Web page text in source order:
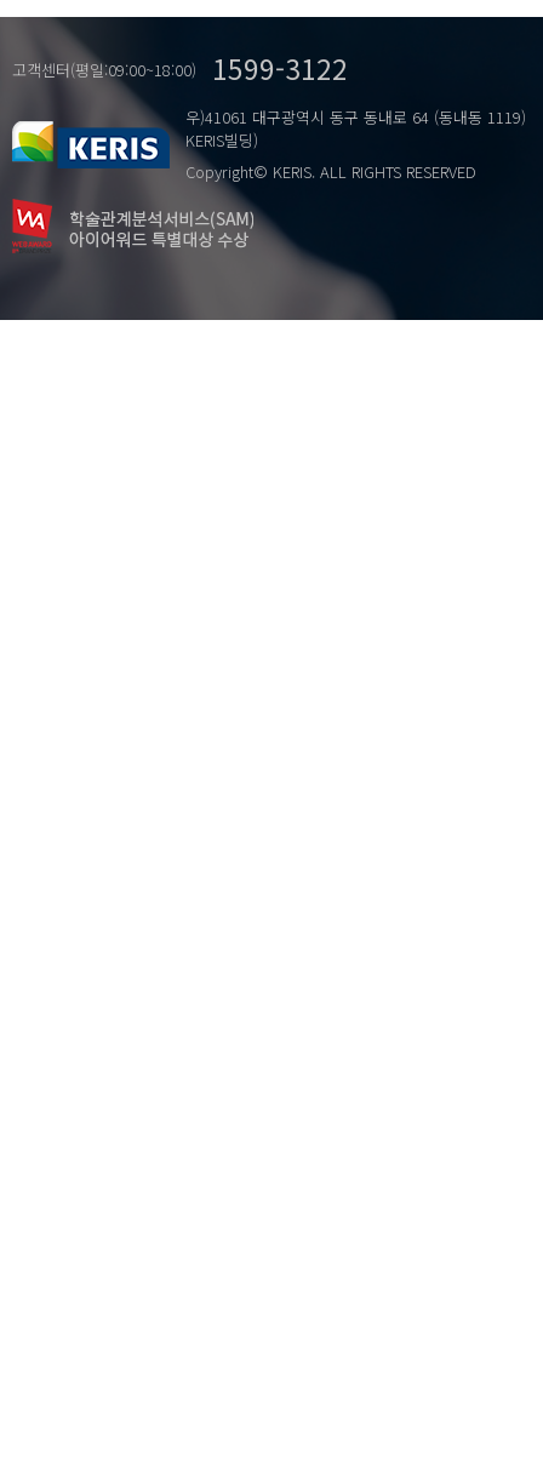
고객센터(평일:09:00~18:00) 1599-3122
우)41061 대구광역시 동구 동내로 64 (동내동 1119)
KERIS빌딩)
Copyright© KERIS. ALL RIGHTS RESERVED